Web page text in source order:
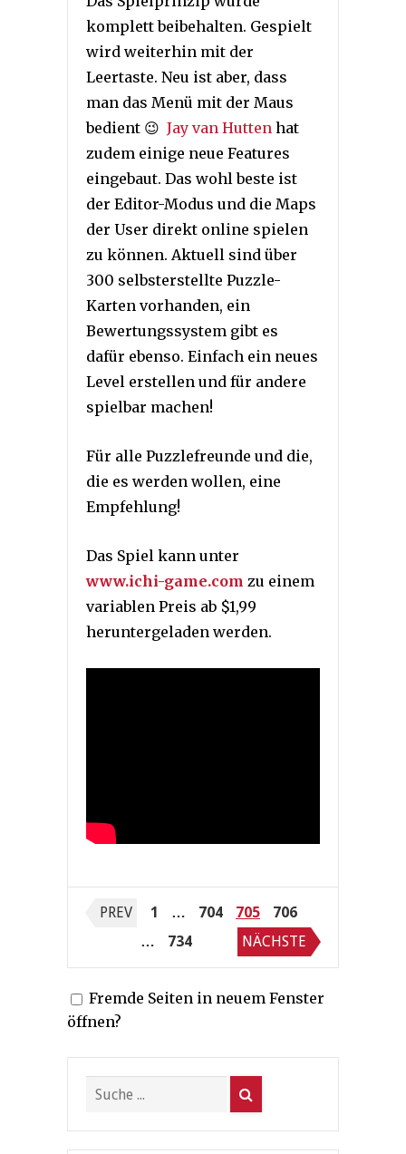
komplett beibehalten. Gespielt
wird weiterhin mit der
Leertaste. Neu ist aber, dass
man das Menü mit der Maus
bedient 😉 Jay van Hutten hat
zudem einige neue Features
eingebaut. Das wohl beste ist
der Editor-Modus und die Maps
der User direkt online spielen
zu können. Aktuell sind über
300 selbsterstellte Puzzle-
Karten vorhanden, ein
Bewertungssystem gibt es
dafür ebenso. Einfach ein neues
Level erstellen und für andere
spielbar machen!
Für alle Puzzlefreunde und die,
die es werden wollen, eine
Empfehlung!
Das Spiel kann unter
www.ichi-game.com zu einem
variablen Preis ab $1,99
heruntergeladen werden.
Seitennummerierung
Beiträge
PREV 1 … 704 705
706
…
734 NÄCHSTE
Fremde Seiten in neuem Fenster
öffnen?